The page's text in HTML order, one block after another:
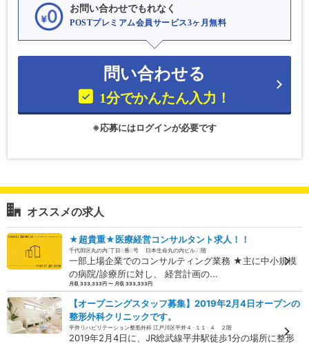
お問い合わせでもれなく
POSTプレミアム会員サービス3ヶ月無料
問い合わせる
1分でかんたん入力！
※応募にはログインが必要です
オススメの求人
★超貴重★医療経営コンサルタント求人！！
千代田区丸の内1丁目6番6号 日本生命丸の内ビル21階
一部上場企業でのコンサルティング業務 ★主に中小規模
の病院/診療所に対し、 経営計画の...
月収 333,333円 〜 月収 333,333円
【オープニングスタッフ募集】2019年2月4日オープンの
整形外科クリニックです。
平井リハビリテーション整形外科 江戸川区平井４−１１−４ ２階
2019年2月4日に、JR総武線平井駅徒歩1分の場所に整形